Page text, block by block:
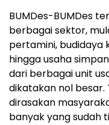
BUMDes-BUMDes
berbagai sektor,
pertamini, budidaya
hingga usaha
dari berbagai unit
dikatakan nol besar.
dirasakan
banyak yang sudah